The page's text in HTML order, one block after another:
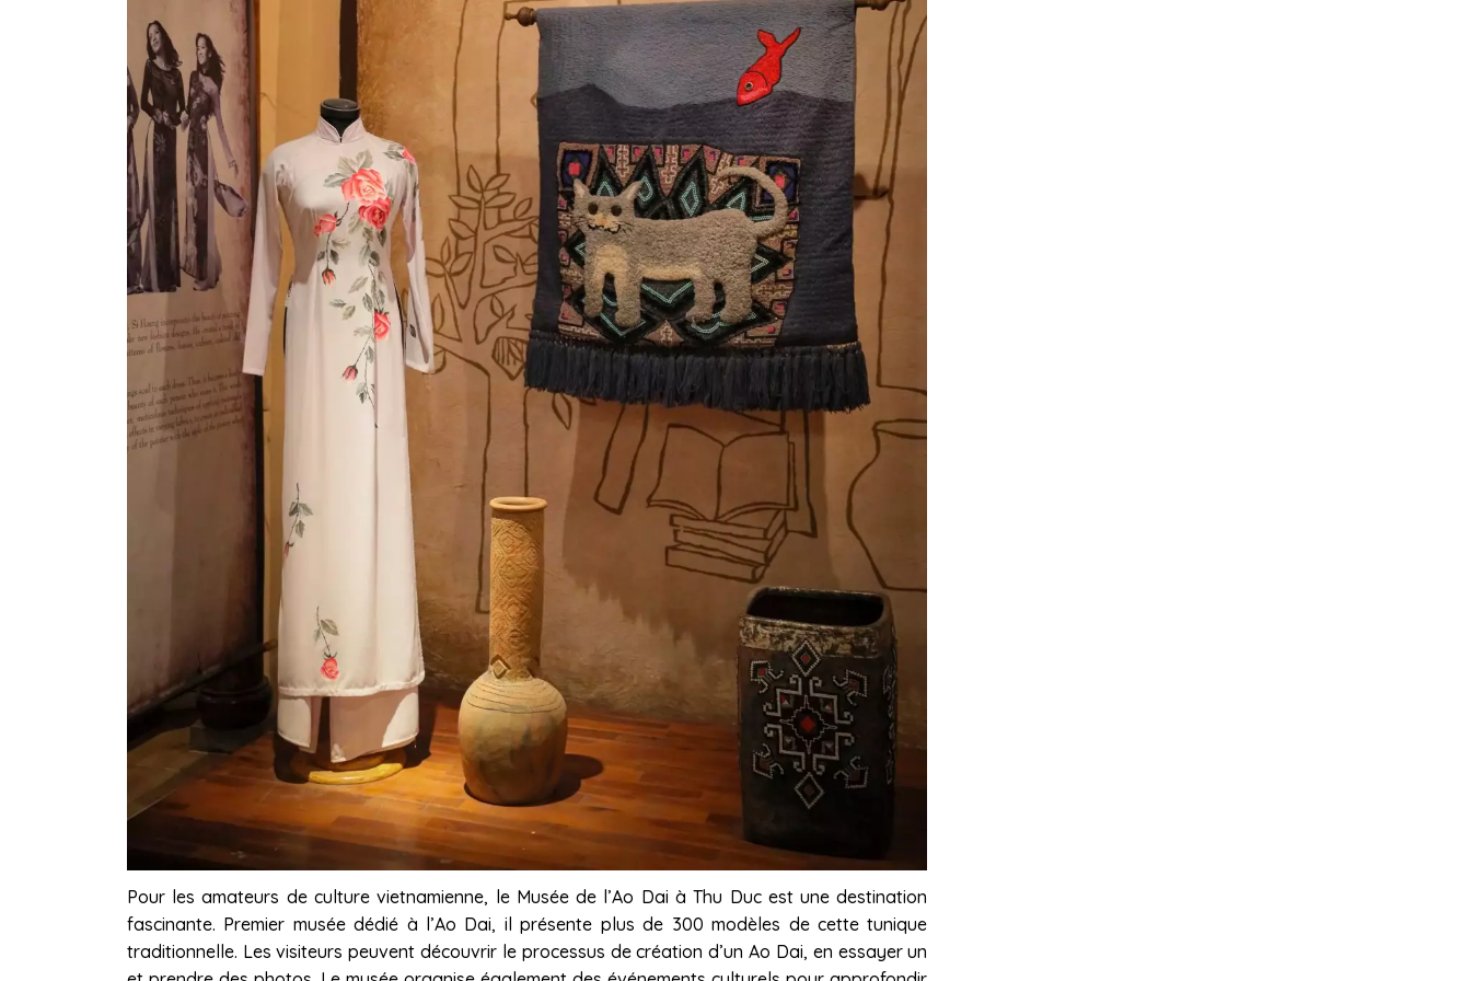
Pour les amateurs de culture vietnamienne, le Musée de l’Ao Dai à Thu Duc est une destination
fascinante. Premier musée dédié à l’Ao Dai, il présente plus de 300 modèles de cette tunique
traditionnelle. Les visiteurs peuvent découvrir le processus de création d’un Ao Dai, en essayer un